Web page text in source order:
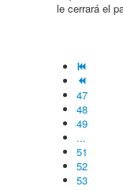
le cerrará el
47
48
49
...
51
52
53